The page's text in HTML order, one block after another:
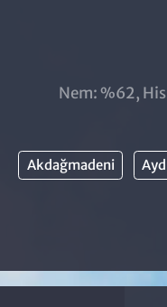
Nem: %62,
Akdağmadeni